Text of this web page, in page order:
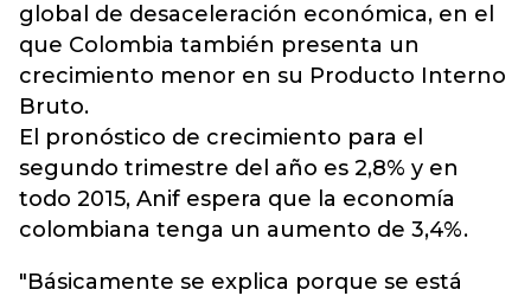
global de desaceleración económica, en el
que Colombia también presenta un
crecimiento menor en su Producto Interno
Bruto.
El pronóstico de crecimiento para el
segundo trimestre del año es 2,8% y en
todo 2015, Anif espera que la economía
colombiana tenga un aumento de 3,4%.
"Básicamente se explica porque se está